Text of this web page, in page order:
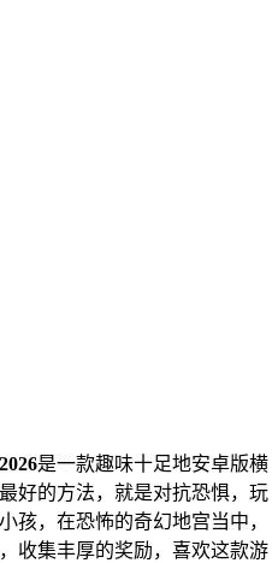
是一款趣味十足地安卓版横
好的方法，就是对抗恐惧，玩
孩，在恐怖的奇幻地宫当中，
收集丰厚的奖励，喜欢这款游